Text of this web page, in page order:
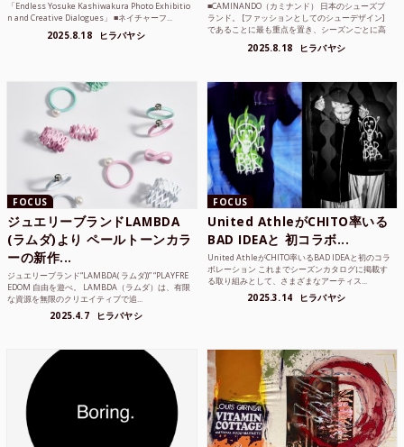
「Endless Yosuke Kashiwakura Photo Exhibitio
n and Creative Dialogues」 ■ネイチャーフ...
2025.8.18 ヒラバヤシ
■CAMINANDO（カミナンド） 日本のシューズブ
ランド。 [ファッションとしてのシューデザイン]
であることに最も重点を置き、シーズンごとに高
2025.8.18 ヒラバヤシ
FOCUS
ジュエリーブランドLAMBDA
(ラムダ)より ペールトーンカラ
ーの新作...
ジュエリーブランド“LAMBDA( ラムダ))” “PLAYFRE
EDOM 自由を遊べ。 LAMBDA（ラムダ）は、有限
な資源を無限のクリエイティブで追...
2025.4.7 ヒラバヤシ
FOCUS
United AthleがCHITO率いる
BAD IDEAと 初コラボ...
United AthleがCHITO率いるBAD IDEAと初のコラ
ボレーション これまでシーズンカタログに掲載す
る取り組みとして、さまざまなアーティス...
2025.3.14 ヒラバヤシ